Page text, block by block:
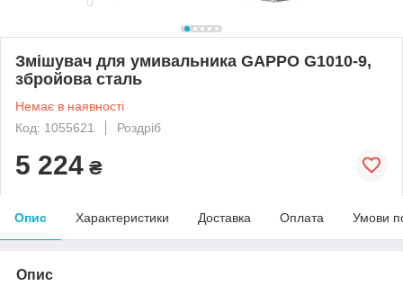
Змішувач для умивальника GAPPO G1010-9,
збройова сталь
Немає в наявності
Код: 1055621
Роздріб
5 224 ₴
Опис Характеристики Доставка Оплата Умови
Опис